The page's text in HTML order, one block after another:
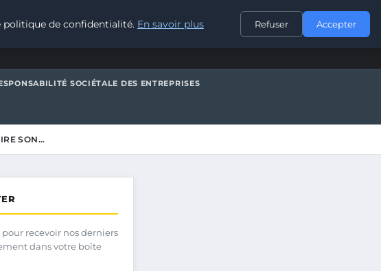
CONTACT
SOCIÉTALE DES ENTREPRISES
SON…
pour recevoir nos derniers
dans votre boîte
politique de confidentialité. En savoir plus Refuser Accepter